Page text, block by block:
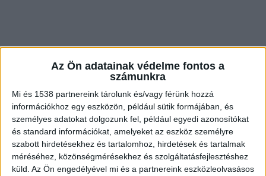
Az Ön adatainak védelme fontos a
számunkra
Mi és 1538 partnereink tárolunk és/vagy férünk hozzá
információkhoz egy eszközön, például sütik formájában, és
személyes adatokat dolgozunk fel, például egyedi azonosítókat
és standard információkat, amelyeket az eszköz személyre
szabott hirdetésekhez és tartalomhoz, hirdetések és tartalmak
méréséhez, közönségmérésekhez és szolgáltatásfejlesztéshez
küld. Az Ön engedélyével mi és a partnereink eszközleolvasásos
Gyerekek vették észre a kamerát
Amint arról korábbanbeszámoltunk itt a
Budapest és Környéke hírportálon, Vácon a
városi uszoda férfi öltözőjében egy faliórába
rejtett kamerát találtak. “Vendégek,